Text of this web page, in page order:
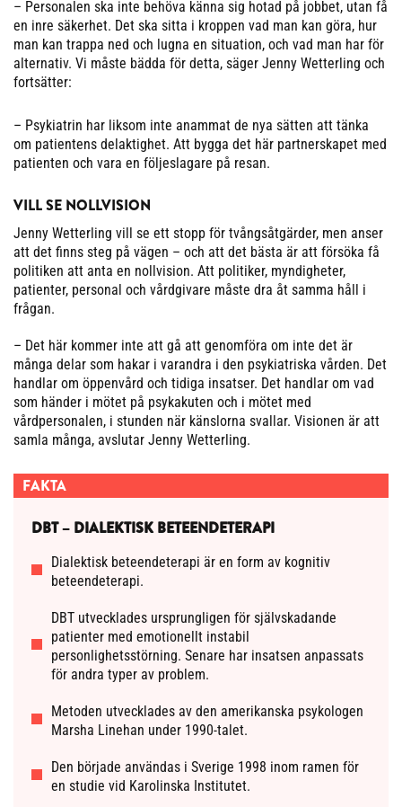
– Personalen ska inte behöva känna sig hotad på jobbet, utan få
en inre säkerhet. Det ska sitta i kroppen vad man kan göra, hur
man kan trappa ned och lugna en situation, och vad man har för
alternativ. Vi måste bädda för detta, säger Jenny Wetterling och
fortsätter:
– Psykiatrin har liksom inte anammat de nya sätten att tänka
om patientens delaktighet. Att bygga det här partnerskapet med
patienten och vara en följeslagare på resan.
VILL SE NOLLVISION
Jenny Wetterling vill se ett stopp för tvångsåtgärder, men anser
att det finns steg på vägen – och att det bästa är att försöka få
politiken att anta en nollvision. Att politiker, myndigheter,
patienter, personal och vårdgivare måste dra åt samma håll i
frågan.
– Det här kommer inte att gå att genomföra om inte det är
många delar som hakar i varandra i den psykiatriska vården. Det
handlar om öppenvård och tidiga insatser. Det handlar om vad
som händer i mötet på psykakuten och i mötet med
vårdpersonalen, i stunden när känslorna svallar. Visionen är att
samla många, avslutar Jenny Wetterling.
FAKTA
DBT – DIALEKTISK BETEENDETERAPI
Dialektisk beteendeterapi är en form av kognitiv
beteendeterapi.
DBT utvecklades ursprungligen för självskadande
patienter med emotionellt instabil
personlighetsstörning. Senare har insatsen anpassats
för andra typer av problem.
Metoden utvecklades av den amerikanska psykologen
Marsha Linehan under 1990-talet.
Den började användas i Sverige 1998 inom ramen för
en studie vid Karolinska Institutet.